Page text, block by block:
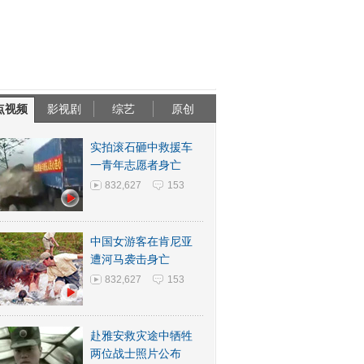
视频 影视剧 综艺 原创
实拍滚石砸中救援车
一青年志愿者身亡
832,627 153
中国女游客在肯尼亚
遭河马袭击身亡
832,627 153
赴雅安救灾途中牺牲
两位战士照片公布